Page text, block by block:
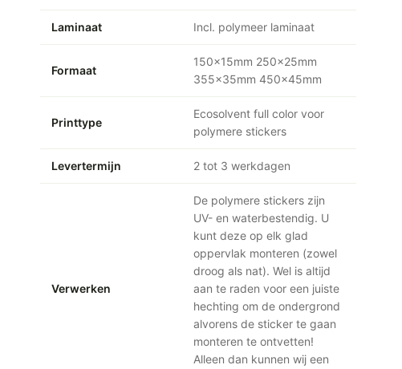
Laminaat Incl. polymeer laminaat
Formaat
150x15mm 250x25mm
355x35mm 450x45mm
Printtype
Ecosolvent full color voor
polymere stickers
Levertermijn 2 tot 3 werkdagen
Verwerken
De polymere stickers zijn
UV- en waterbestendig. U
kunt deze op elk glad
oppervlak monteren (zowel
droog als nat). Wel is altijd
aan te raden voor een juiste
hechting om de ondergrond
alvorens de sticker te gaan
monteren te ontvetten!
Alleen dan kunnen wij een